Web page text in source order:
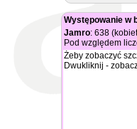
Występowanie w
Jamro: 638
Pod względem
Żeby zobaczyć
Dwukliknij -